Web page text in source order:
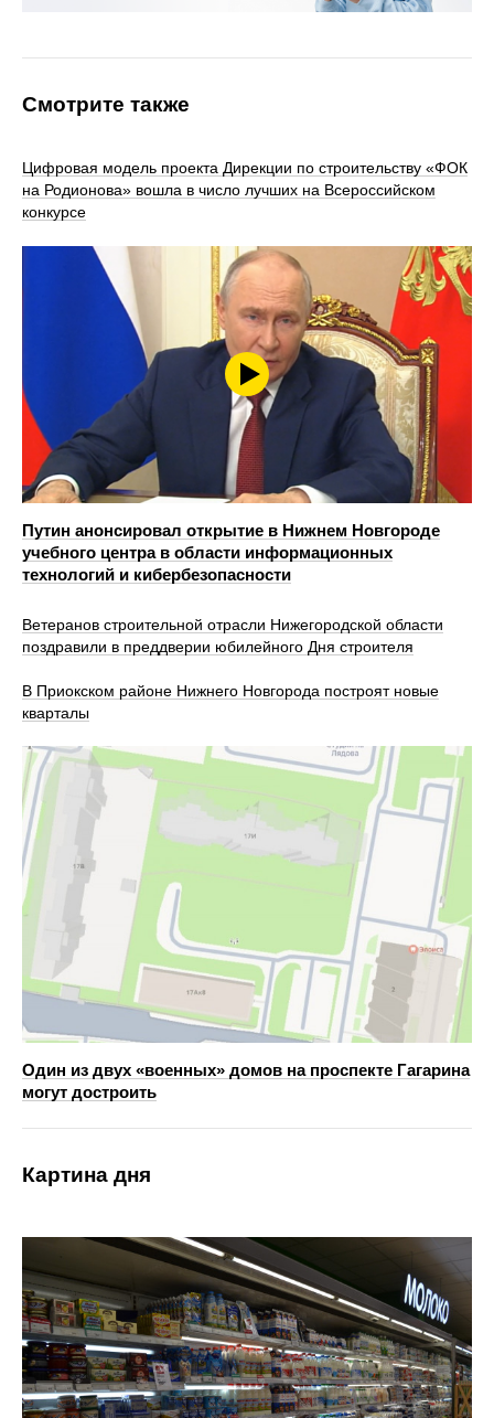
Смотрите также
Цифровая модель проекта Дирекции по строительству «ФОК
на Родионова» вошла в число лучших на Всероссийском
конкурсе
Путин анонсировал открытие в Нижнем Новгороде
учебного центра в области информационных
технологий и кибербезопасности
Ветеранов строительной отрасли Нижегородской области
поздравили в преддверии юбилейного Дня строителя
В Приокском районе Нижнего Новгорода построят новые
кварталы
Один из двух «военных» домов на проспекте Гагарина
могут достроить
Картина дня